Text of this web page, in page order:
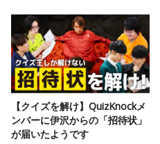
【クイズを解け】QuizKnockメ
ンバーに伊沢からの「招待状」
が届いたようです